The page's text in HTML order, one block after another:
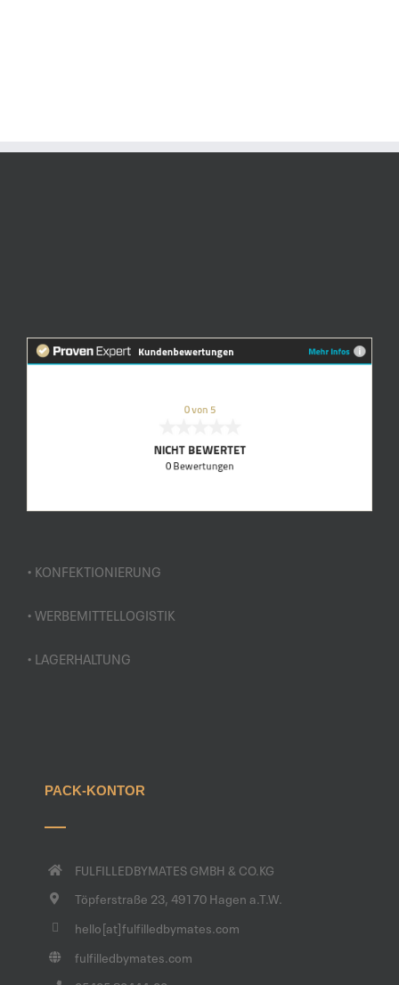
• KONFEKTIONIERUNG
• WERBEMITTELLOGISTIK
• LAGERHALTUNG
PACK-KONTOR
FULFILLEDBYMATES GMBH & CO.KG
Töpferstraße 23, 49170 Hagen a.T.W.
hello[at]fulfilledbymates.com
fulfilledbymates.com